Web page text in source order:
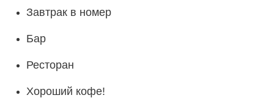
Завтрак в номер
Бар
Ресторан
Хороший кофе!